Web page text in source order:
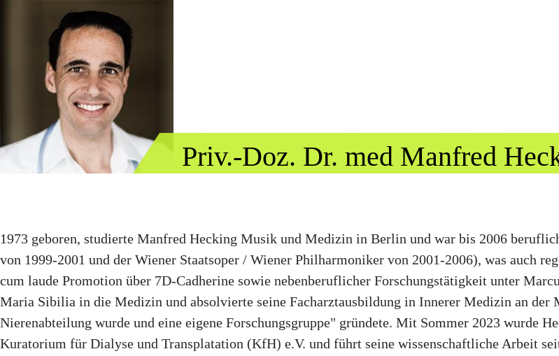
Priv.-Doz. Dr. med Manfred
1973 geboren, studierte Manfred Hecking Musik und Medizin in Berlin und war bis 2006
von 1999-2001 und der Wiener Staatsoper / Wiener Philharmoniker von 2001-2006), was auch
cum laude Promotion über 7D-Cadherine sowie nebenberuflicher Forschungstätigkeit unter
Maria Sibilia in die Medizin und absolvierte seine Facharztausbildung in Innerer Medizin an
Nierenabteilung wurde und eine eigene Forschungsgruppe" gründete. Mit Sommer 2023 wurde
Kuratorium für Dialyse und Transplatation (KfH) e.V. und führt seine wissenschaftliche Arbeit